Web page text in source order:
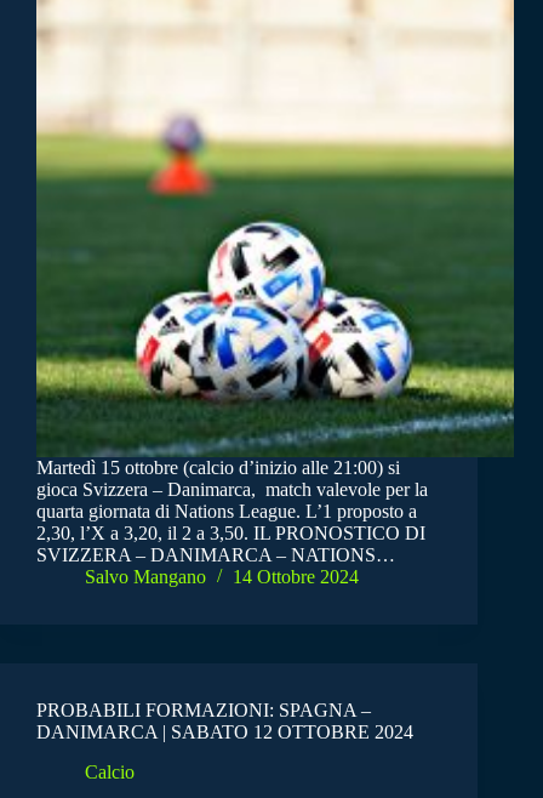
Martedì 15 ottobre (calcio d’inizio alle 21:00) si
gioca Svizzera – Danimarca, match valevole per la
quarta giornata di Nations League. L’1 proposto a
2,30, l’X a 3,20, il 2 a 3,50. IL PRONOSTICO DI
SVIZZERA – DANIMARCA – NATIONS…
Salvo Mangano
14 Ottobre 2024
PROBABILI FORMAZIONI: SPAGNA –
DANIMARCA | SABATO 12 OTTOBRE 2024
Calcio